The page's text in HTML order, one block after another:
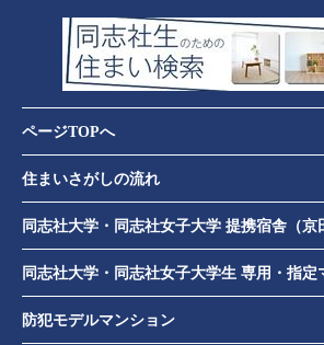
ページTOPへ
住まいさがしの流れ
同志社大学・同志社女子大学 提携宿舎（京
同志社大学・同志社女子大学生 専用・指定
防犯モデルマンション